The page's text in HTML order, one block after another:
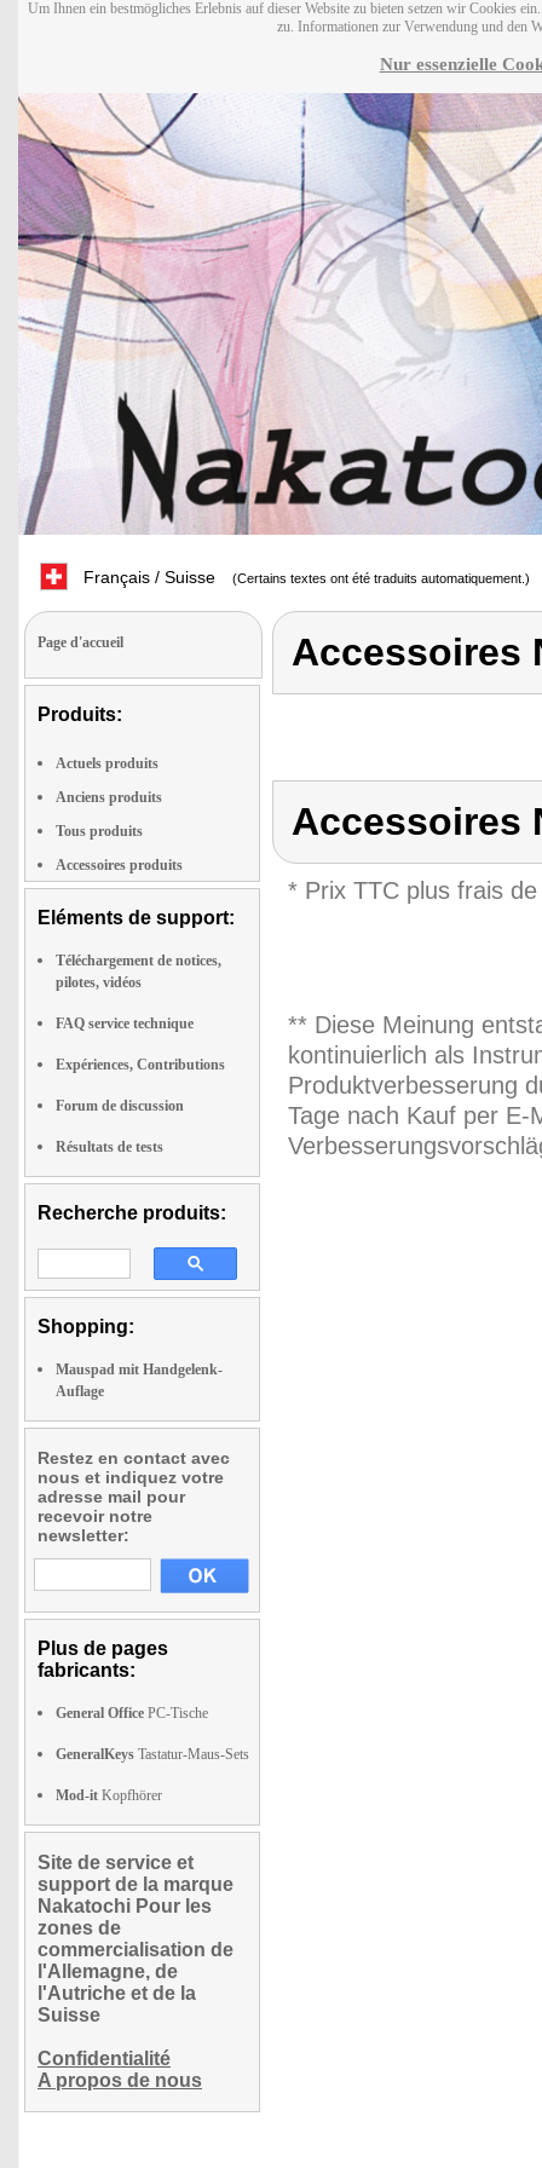
Um Ihnen ein bestmögliches Erlebnis auf dieser Website zu bieten setzen wir Cookies
zu. Informationen zur Verwendung und den
Nur essenzielle
Français / Suisse (Certains textes ont été traduits automatiquement.)
Page d'accueil
Produits:
Actuels produits
Anciens produits
Tous produits
Accessoires produits
Eléments de support:
Téléchargement de notices,
pilotes, vidéos
FAQ service technique
Expériences, Contributions
Forum de discussion
Résultats de tests
Recherche produits:
Shopping:
Mauspad mit Handgelenk-
Auflage
Restez en contact avec
nous et indiquez votre
adresse mail pour
recevoir notre
newsletter:
Plus de pages
fabricants:
General Office PC-Tische
GeneralKeys Tastatur-Maus-Sets
Mod-it Kopfhörer
Site de service et
support de la marque
Nakatochi Pour les
zones de
commercialisation de
l'Allemagne, de
l'Autriche et de la
Suisse
Confidentialité
A propos de nous
Accessoires
Accessoires
* Prix TTC plus frais
** Diese Meinung
kontinuierlich als
Produktverbesserung
Tage nach Kauf per E-